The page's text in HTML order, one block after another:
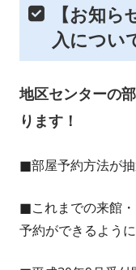
【お知
入につい
地区センターの
ります！
■部屋予約方法が抽
■これまでの来館
予約ができるように